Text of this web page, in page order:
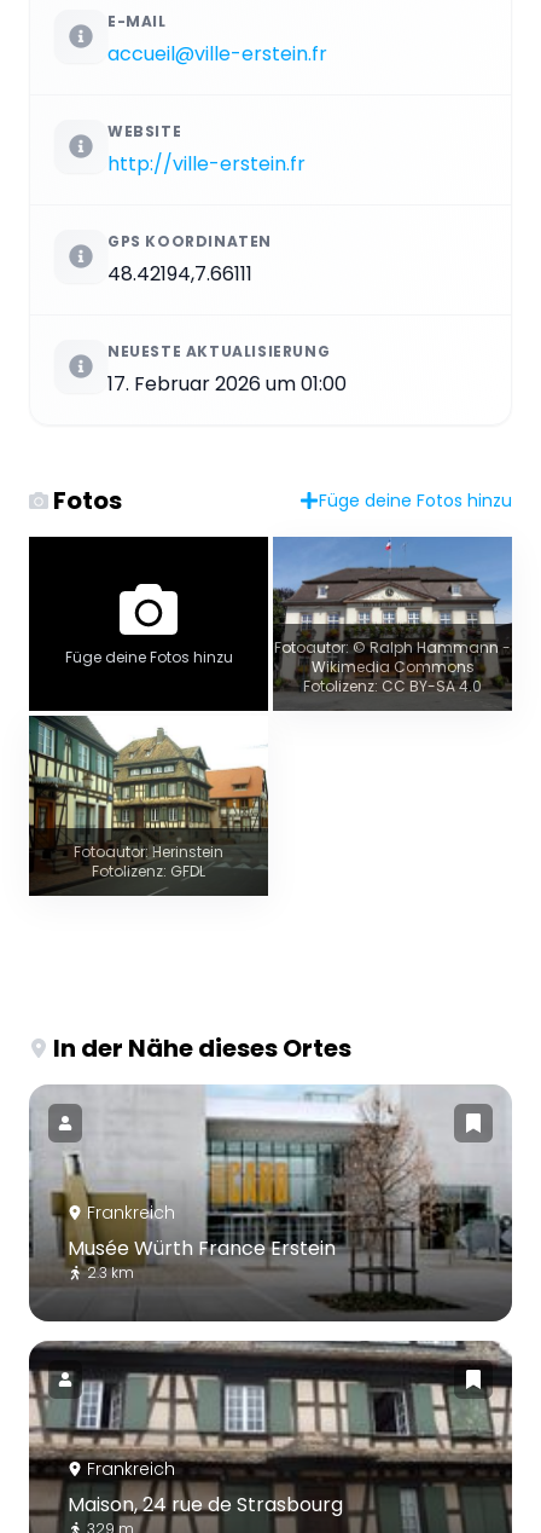
E-MAIL
accueil@ville-erstein.fr
WEBSITE
http://ville-erstein.fr
GPS KOORDINATEN
48.42194,7.66111
NEUESTE AKTUALISIERUNG
17. Februar 2026 um 01:00
Fotos Füge deine Fotos hinzu
Füge deine Fotos hinzu
Fotoautor: © Ralph Hammann -
Wikimedia Commons
Fotolizenz: CC BY-SA 4.0
Fotoautor: Herinstein
Fotolizenz: GFDL
In der Nähe dieses Ortes
Frankreich
Musée Würth France Erstein
2.3 km
Frankreich
Maison, 24 rue de Strasbourg
329 m